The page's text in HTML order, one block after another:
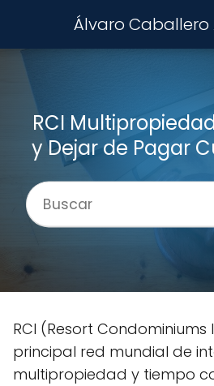
Álvaro
RCI
y Dejar de Pagar
RCI (Resort
principal red mundial de
multipropiedad y tiempo